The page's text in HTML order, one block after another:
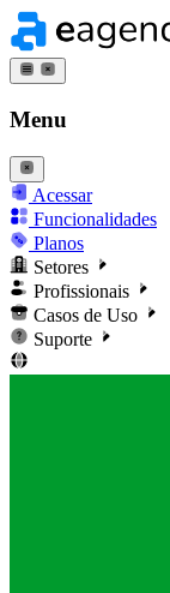
Menu
Acessar
Funcionalidades
Planos
Setores
Profissionais
Casos de Uso
Suporte